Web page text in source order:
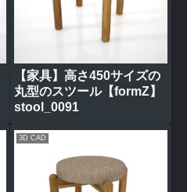
【家具】高さ450サイズの
丸型のスツール【formZ】
stool_0091
3D CAD